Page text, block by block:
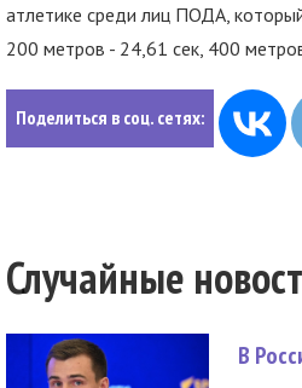
атлетике среди лиц ПОДА,
200 метров - 24,61 сек, 400
Поделиться в соц. сетях:
Случайные
В